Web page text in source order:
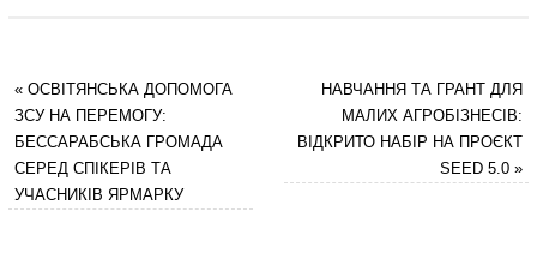
«ОСВІТЯНСЬКА ДОПОМОГА
ЗСУ НА ПЕРЕМОГУ:
БЕССАРАБСЬКА ГРОМАДА
СЕРЕД СПІКЕРІВ ТА
УЧАСНИКІВ ЯРМАРКУ
НАВЧАННЯ ТА ГРАНТ ДЛЯ
МАЛИХ АГРОБІЗНЕСІВ:
ВІДКРИТО НАБІР НА ПРОЄКТ
SEED 5.0»